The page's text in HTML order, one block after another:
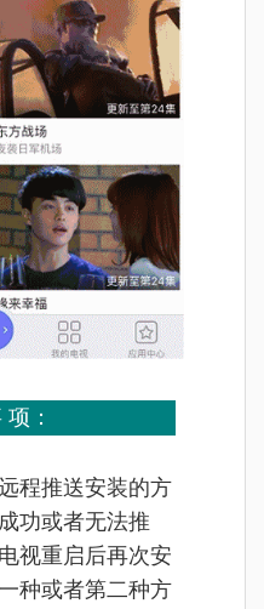
：
程推送安装的方
功或者无法推
视重启后再次安
种或者第二种方